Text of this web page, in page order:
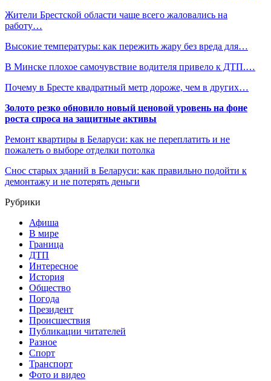
Жители Брестской области чаще всего жаловались на
работу…
Высокие температуры: как пережить жару без вреда для…
В Минске плохое самочувствие водителя привело к ДТП.…
Почему в Бресте квадратный метр дороже, чем в других…
Золото резко обновило новый ценовой уровень на фоне
роста спроса на защитные активы
Ремонт квартиры в Беларуси: как не переплатить и не
пожалеть о выборе отделки потолка
Снос старых зданий в Беларуси: как правильно подойти к
демонтажу и не потерять деньги
Рубрики
Афиша
В мире
Граница
ДТП
Интересное
История
Общество
Погода
Президент
Происшествия
Публикации читателей
Разное
Спорт
Транспорт
Фото и видео